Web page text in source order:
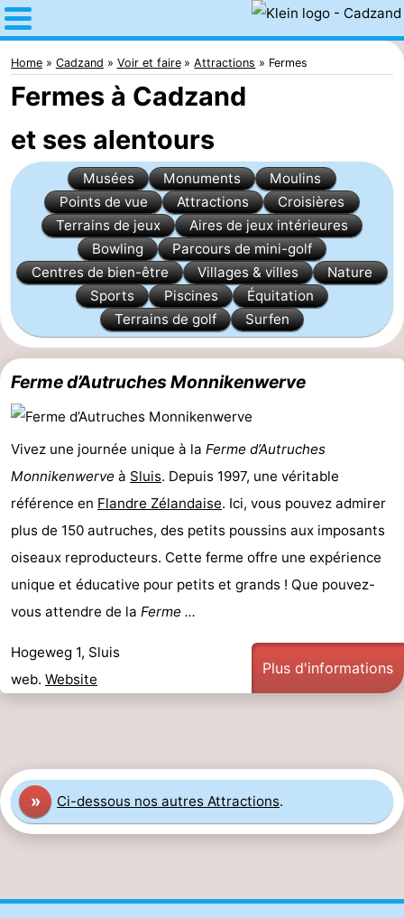
Home
Cadzand
Astuces
Avec
les
enfants
Passer
nuit
Appartements
Campings
Chaumières
-
Bad
Meersee
-
Beach
Resort
Nieuwvliet-
Bad
De
Meulinge
-
EuroParcs
Cadzand
-
Hoogduin
Noordzee
Cadzand-
-
Nieuwvliet-
Schoneveld
Nieuwvliet-
Bad
Zonneweelde
-
Zwinhoeve
Hôtels
Home Cadzand Voir et faire Attractions Fermes
Fermes à Cadzand
et ses alentours
Musées Monuments
Moulins
Points de vue
Attractions
Croisières
Terrains de jeux
Aires de jeux intérieures
Bowling
Parcours de mini-golf
Centres de bien-être
Villages & villes
Nature
Sports
Piscines
Équitation
Terrains de golf
Surfen
Ferme d’Autruches Monnikenwerve
Vivez une journée unique à la Ferme d’Autruches
Monnikenwerve à Sluis. Depuis 1997, une véritable
référence en Flandre Zélandaise. Ici, vous pouvez admirer
plus de 150 autruches, des petits poussins aux imposants
oiseaux reproducteurs. Cette ferme offre une expérience
unique et éducative pour petits et grands ! Que pouvez-
vous attendre de la Ferme ...
Hogeweg 1, Sluis
web. Website
Plus d'informations
» Ci-dessous nos autres Attractions.